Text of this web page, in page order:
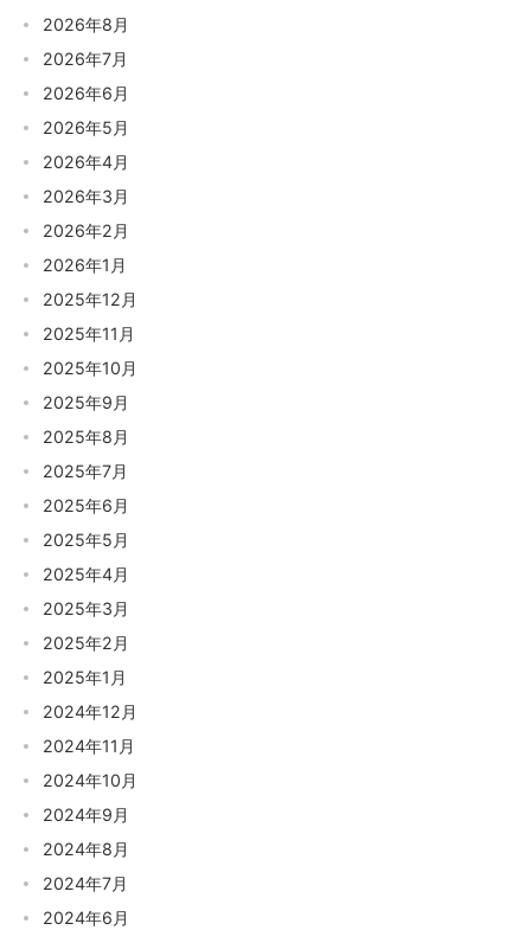
2026年8月
2026年7月
2026年6月
2026年5月
2026年4月
2026年3月
2026年2月
2026年1月
2025年12月
2025年11月
2025年10月
2025年9月
2025年8月
2025年7月
2025年6月
2025年5月
2025年4月
2025年3月
2025年2月
2025年1月
2024年12月
2024年11月
2024年10月
2024年9月
2024年8月
2024年7月
2024年6月